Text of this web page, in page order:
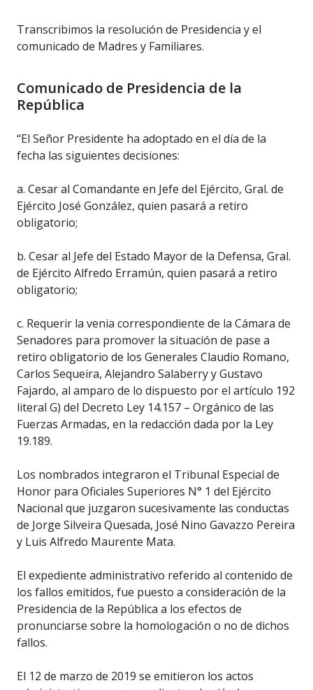
Transcribimos la resolución de Presidencia y el
comunicado de Madres y Familiares.
Comunicado de Presidencia de la
República
“El Señor Presidente ha adoptado en el día de la
fecha las siguientes decisiones:
a. Cesar al Comandante en Jefe del Ejército, Gral. de
Ejército José González, quien pasará a retiro
obligatorio;
b. Cesar al Jefe del Estado Mayor de la Defensa, Gral.
de Ejército Alfredo Erramún, quien pasará a retiro
obligatorio;
c. Requerir la venia correspondiente de la Cámara de
Senadores para promover la situación de pase a
retiro obligatorio de los Generales Claudio Romano,
Carlos Sequeira, Alejandro Salaberry y Gustavo
Fajardo, al amparo de lo dispuesto por el artículo 192
literal G) del Decreto Ley 14.157 – Orgánico de las
Fuerzas Armadas, en la redacción dada por la Ley
19.189.
Los nombrados integraron el Tribunal Especial de
Honor para Oficiales Superiores N° 1 del Ejército
Nacional que juzgaron sucesivamente las conductas
de Jorge Silveira Quesada, José Nino Gavazzo Pereira
y Luis Alfredo Maurente Mata.
El expediente administrativo referido al contenido de
los fallos emitidos, fue puesto a consideración de la
Presidencia de la República a los efectos de
pronunciarse sobre la homologación o no de dichos
fallos.
El 12 de marzo de 2019 se emitieron los actos